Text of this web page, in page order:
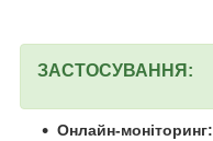
ЗАСТОСУВАННЯ:
Онлайн-моніторинг: